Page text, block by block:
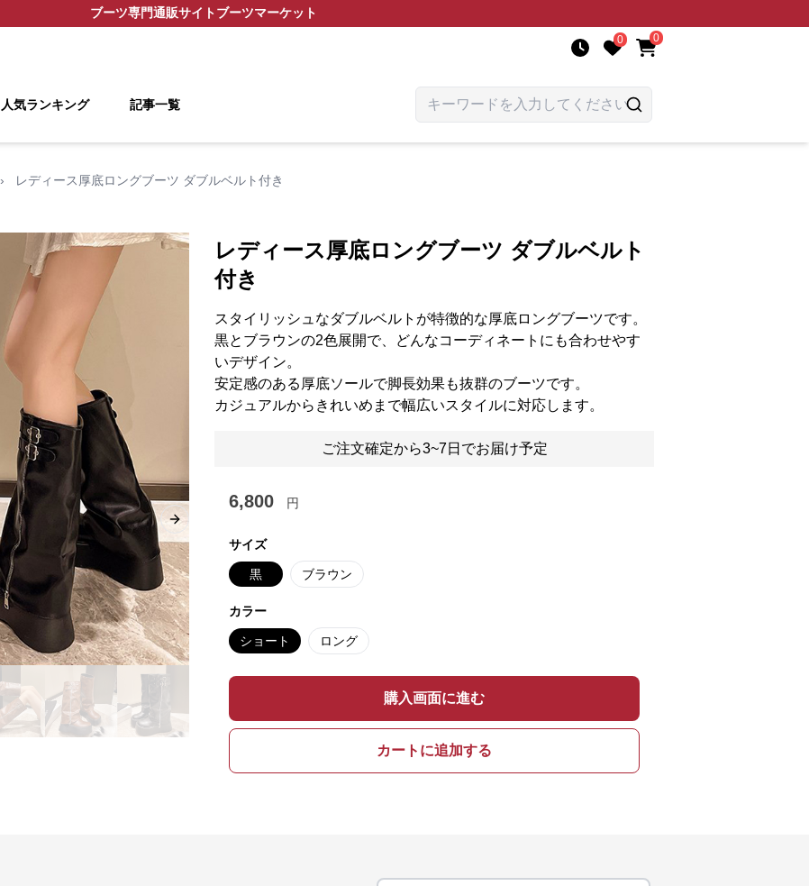
ブーツ専門通販サイトブーツマーケット
0 0
人気ランキング 記事一覧
› レディース厚底ロングブーツ ダブルベルト付き
Next slide
レディース厚底ロングブーツ ダブルベルト
付き
スタイリッシュなダブルベルトが特徴的な厚底ロングブーツです。
黒とブラウンの2色展開で、どんなコーディネートにも合わせやす
いデザイン。
安定感のある厚底ソールで脚長効果も抜群のブーツです。
カジュアルからきれいめまで幅広いスタイルに対応します。
ご注文確定から3~7日でお届け予定
6,800 円
サイズ
黒 ブラウン
カラー
ショート ロング
購入画面に進む
カートに追加する